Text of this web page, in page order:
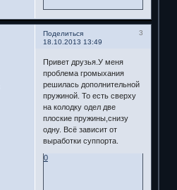
Поделиться
3
18.10.2013 13:49
Привет друзья.У меня
проблема громыхания
решилась дополнительной
пружиной. То есть сверху
на колодку одел две
плоские пружины,снизу
одну. Всё зависит от
выработки суппорта.
0